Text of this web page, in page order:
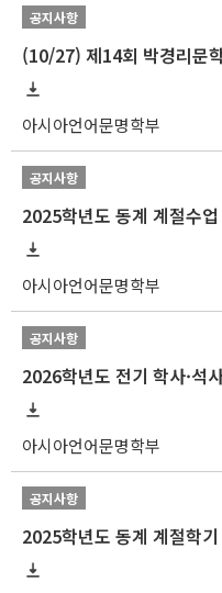
공지사항
아시아언어문명학부
공지사항
2025학년도 동계 계절수
아시아언어문명학부
공지사항
2026학년도 전기 학사·석
아시아언어문명학부
공지사항